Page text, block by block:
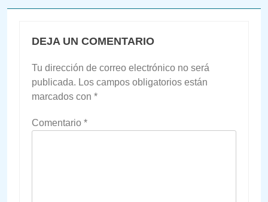
DEJA UN COMENTARIO
Tu dirección de correo electrónico no será
publicada. Los campos obligatorios están
marcados con *
Comentario *